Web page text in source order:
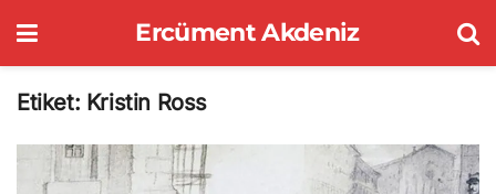
Ercüment Akdeniz
Etiket: Kristin Ross